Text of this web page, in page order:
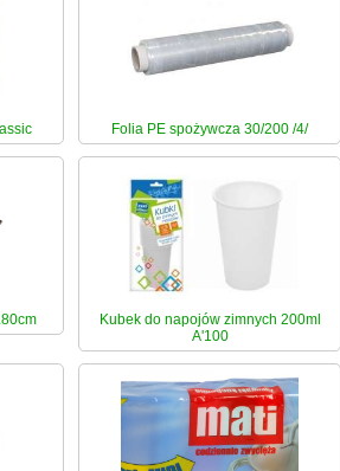
Folia PE spożywcza 30/200 /4/
Kubek do napojów zimnych 200ml
A'100